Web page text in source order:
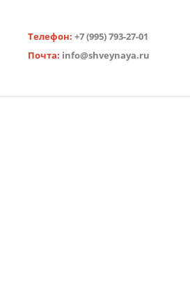
Телефон: +7 (995) 793-27-01
Почта: info@shveynaya.ru